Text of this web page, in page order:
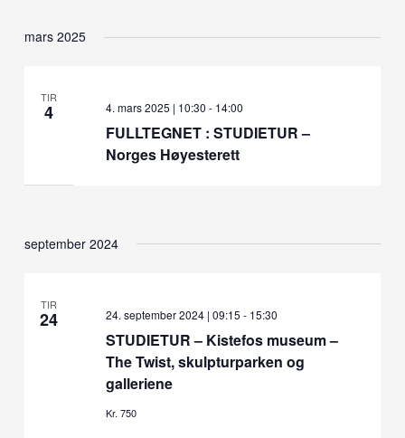
mars 2025
TIR
4
FULLTEGNET : STUDIETUR –
Norges Høyesterett
4. mars 2025 | 10:30 - 14:00
september 2024
TIR
24
STUDIETUR – Kistefos museum –
The Twist, skulpturparken og
galleriene
24. september 2024 | 09:15 - 15:30
Kr. 750